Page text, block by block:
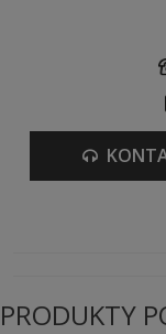
PRODUKTY